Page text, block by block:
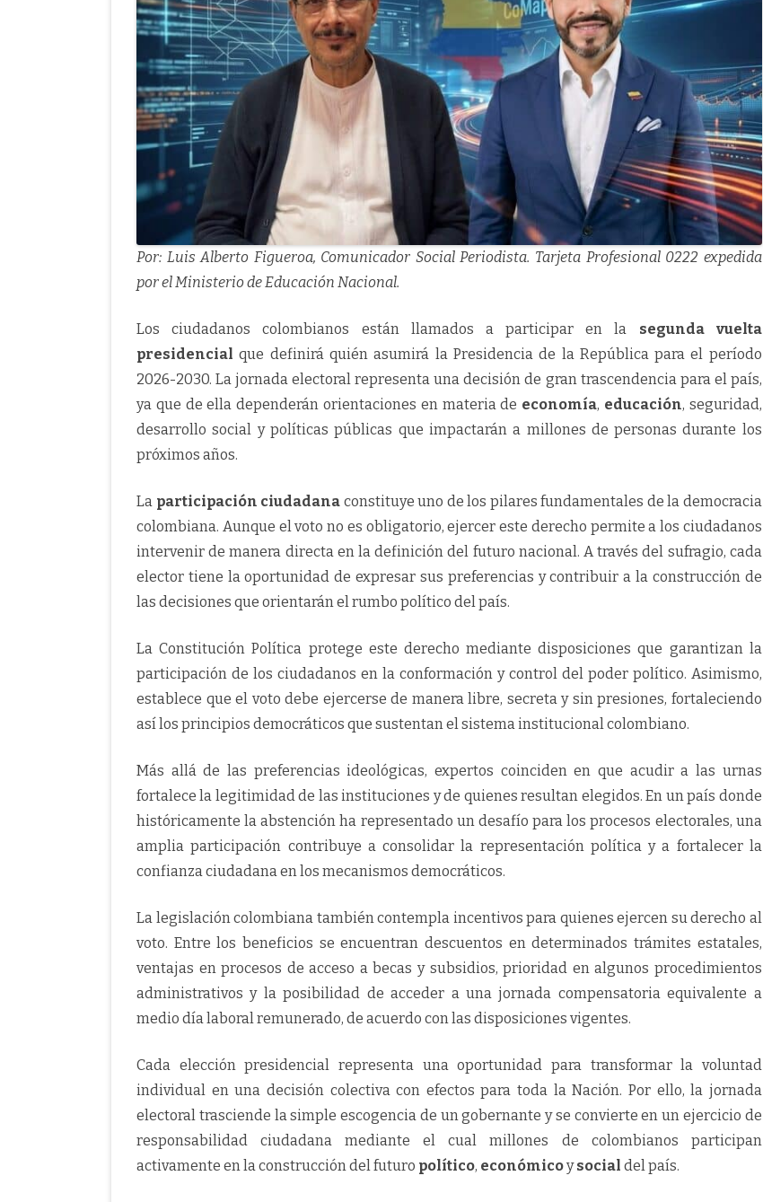
Por: Luis Alberto Figueroa, Comunicador Social Periodista. Tarjeta Profesional 0222 expedida
por el Ministerio de Educación Nacional.
Los ciudadanos colombianos están llamados a participar en la segunda vuelta
presidencial que definirá quién asumirá la Presidencia de la República para el período
2026-2030. La jornada electoral representa una decisión de gran trascendencia para el país,
ya que de ella dependerán orientaciones en materia de economía, educación, seguridad,
desarrollo social y políticas públicas que impactarán a millones de personas durante los
próximos años.
La participación ciudadana constituye uno de los pilares fundamentales de la democracia
colombiana. Aunque el voto no es obligatorio, ejercer este derecho permite a los ciudadanos
intervenir de manera directa en la definición del futuro nacional. A través del sufragio, cada
elector tiene la oportunidad de expresar sus preferencias y contribuir a la construcción de
las decisiones que orientarán el rumbo político del país.
La Constitución Política protege este derecho mediante disposiciones que garantizan la
participación de los ciudadanos en la conformación y control del poder político. Asimismo,
establece que el voto debe ejercerse de manera libre, secreta y sin presiones, fortaleciendo
así los principios democráticos que sustentan el sistema institucional colombiano.
Más allá de las preferencias ideológicas, expertos coinciden en que acudir a las urnas
fortalece la legitimidad de las instituciones y de quienes resultan elegidos. En un país donde
históricamente la abstención ha representado un desafío para los procesos electorales, una
amplia participación contribuye a consolidar la representación política y a fortalecer la
confianza ciudadana en los mecanismos democráticos.
La legislación colombiana también contempla incentivos para quienes ejercen su derecho al
voto. Entre los beneficios se encuentran descuentos en determinados trámites estatales,
ventajas en procesos de acceso a becas y subsidios, prioridad en algunos procedimientos
administrativos y la posibilidad de acceder a una jornada compensatoria equivalente a
medio día laboral remunerado, de acuerdo con las disposiciones vigentes.
Cada elección presidencial representa una oportunidad para transformar la voluntad
individual en una decisión colectiva con efectos para toda la Nación. Por ello, la jornada
electoral trasciende la simple escogencia de un gobernante y se convierte en un ejercicio de
responsabilidad ciudadana mediante el cual millones de colombianos participan
activamente en la construcción del futuro político, económicoysocial del país.